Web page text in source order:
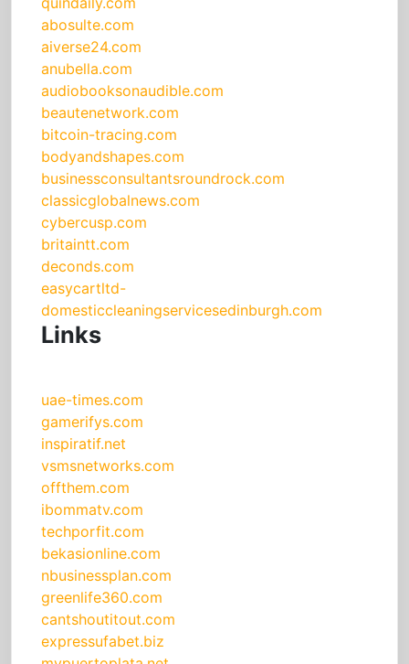
abosulte.com
aiverse24.com
anubella.com
audiobooksonaudible.com
beautenetwork.com
bitcoin-tracing.com
bodyandshapes.com
businessconsultantsroundrock.com
classicglobalnews.com
cybercusp.com
britaintt.com
deconds.com
easycartltd-
domesticcleaningservicesedinburgh.com
Links
uae-times.com
gamerifys.com
inspiratif.net
vsmsnetworks.com
offthem.com
ibommatv.com
techporfit.com
bekasionline.com
nbusinessplan.com
greenlife360.com
cantshoutitout.com
expressufabet.biz